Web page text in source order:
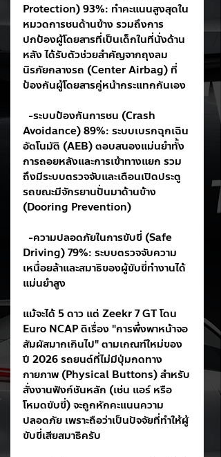
Protection) 93%: ทำคะแนนสูงสุดใน
หมวดการชนด้านข้าง รวมถึงการ
ปกป้องผู้โดยสารที่เป็นเด็กในที่นั่งด้าน
หลัง ได้รับตัวช่วยสำคัญจากถุงลม
นิรภัยกลางรถ (Center Airbag) ที่
ป้องกันผู้โดยสารคู่หน้ากระแทกกันเอง
Avoidance) 89%: ระบบเบรกฉุกเฉิน
อัตโนมัติ (AEB) ตอบสนองแม่นยำทั้ง
การถอยหลังและการเข้าทางแยก รวม
ถึงมีระบบตรวจจับและเตือนเปิดประตู
รถขณะมีจักรยานปั่นมาด้านข้าง
(Dooring Prevention)
Driving) 79%: ระบบตรวจจับความ
เหนื่อยล้าและสมาธิของผู้ขับขี่ทำงานได้
แม่นยำสูง
แม้จะได้ 5 ดาว แต่ Zeekr 7 GT โดน
Euro NCAP ติเรื่อง "การพึ่งพาหน้าจอ
สัมผัสมากเกินไป" ตามเกณฑ์ใหม่ของ
ปี 2026 รถยนต์ที่ไม่มีปุ่มกดทาง
กายภาพ (Physical Buttons) สำหรับ
สั่งงานฟังก์ชันหลัก (เช่น แอร์ หรือ
โหมดขับขี่) จะถูกหักคะแนนความ
ปลอดภัย เพราะถือว่าเป็นปัจจัยที่ทำให้ผู้
ขับขี่เสียสมาธิครับ